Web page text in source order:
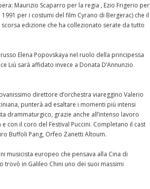
Maurizio Scaparro per la regia , Ezio Frigerio per
per i costumi del film Cyrano di Bergerac) che il
edizione che ha collezionato serate da tutto
Elena Popovskaya nel ruolo della principessa
Liù sarà affidato invece a Donata D’Annunzio
direttore d’orchestra viareggino Valerio
punterà ad esaltare i momenti più intensi
drammaturgico, grazie anche all’intenso lavoro
con il coro del Festival Puccini. Completano il cast
Buffoli Pang, Orfeo Zanetti Altoum.
musicista europeo che pensava alla Cina di
in Galileo Chini uno dei suoi massimi